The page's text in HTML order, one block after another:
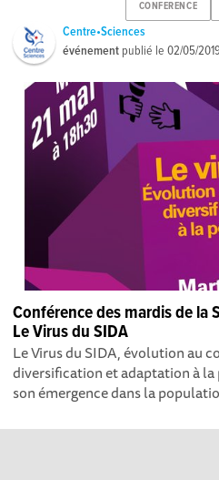
CONFERENCE
Centre•Sciences
événement publié le02/05/
Conférence des mardis de la
Le Virus du SIDA
Le Virus du SIDA, évolution au
diversification et adaptation à
son émergence dans la